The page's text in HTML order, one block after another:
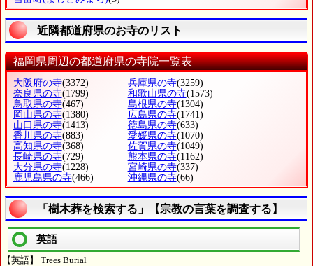
近隣都道府県のお寺のリスト
福岡県周辺の都道府県の寺院一覧表
大阪府の寺(3372) 兵庫県の寺(3259)
奈良県の寺(1799) 和歌山県の寺(1573)
鳥取県の寺(467) 島根県の寺(1304)
岡山県の寺(1380) 広島県の寺(1741)
山口県の寺(1413) 徳島県の寺(633)
香川県の寺(883) 愛媛県の寺(1070)
高知県の寺(368) 佐賀県の寺(1049)
長崎県の寺(729) 熊本県の寺(1162)
大分県の寺(1228) 宮崎県の寺(337)
鹿児島県の寺(466) 沖縄県の寺(66)
「樹木葬を検索する」【宗教の言葉を調査する】
英語
【英語】 Trees Burial